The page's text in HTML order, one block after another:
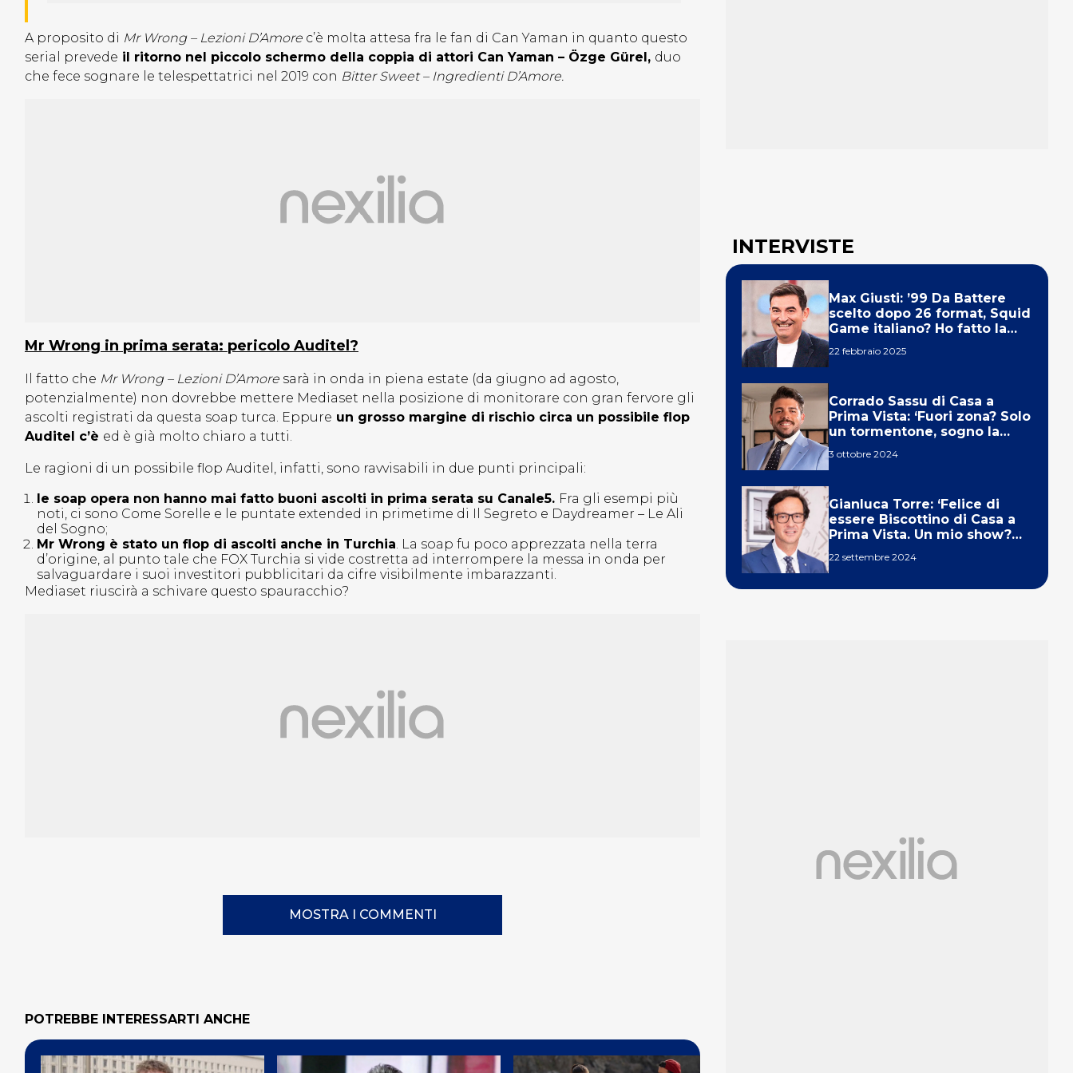
A proposito di Mr Wrong – Lezioni D’Amore c’è molta attesa fra le fan di Can Yaman in quanto questo
serial prevede il ritorno nel piccolo schermo della coppia di attori Can Yaman – Özge Gürel, duo
che fece sognare le telespettatrici nel 2019 con Bitter Sweet – Ingredienti D’Amore.
Mr Wrong in prima serata: pericolo Auditel?
Il fatto che Mr Wrong – Lezioni D’Amore sarà in onda in piena estate (da giugno ad agosto,
potenzialmente) non dovrebbe mettere Mediaset nella posizione di monitorare con gran fervore gli
ascolti registrati da questa soap turca. Eppure un grosso margine di rischio circa un possibile flop
Auditel c’è ed è già molto chiaro a tutti.
Le ragioni di un possibile flop Auditel, infatti, sono ravvisabili in due punti principali:
le soap opera non hanno mai fatto buoni ascolti in prima serata su Canale5. Fra gli esempi più
noti, ci sono Come Sorelle e le puntate extended in primetime di Il Segreto e Daydreamer – Le Ali
del Sogno;
Mr Wrong è stato un flop di ascolti anche in Turchia. La soap fu poco apprezzata nella terra
d’origine, al punto tale che FOX Turchia si vide costretta ad interrompere la messa in onda per
salvaguardare i suoi investitori pubblicitari da cifre visibilmente imbarazzanti.
Mediaset riuscirà a schivare questo spauracchio?
MOSTRA I COMMENTI
POTREBBE INTERESSARTI ANCHE
INTERVISTE
Max Giusti: ’99 Da Battere
scelto dopo 26 format, Squid
Game italiano? Ho fatto la
22 febbraio 2025
Corrado Sassu di Casa a
Prima Vista: ‘Fuori zona? Solo
un tormentone, sogno la
3 ottobre 2024
Gianluca Torre: ‘Felice di
essere Biscottino di Casa a
Prima Vista. Un mio show?
22 settembre 2024